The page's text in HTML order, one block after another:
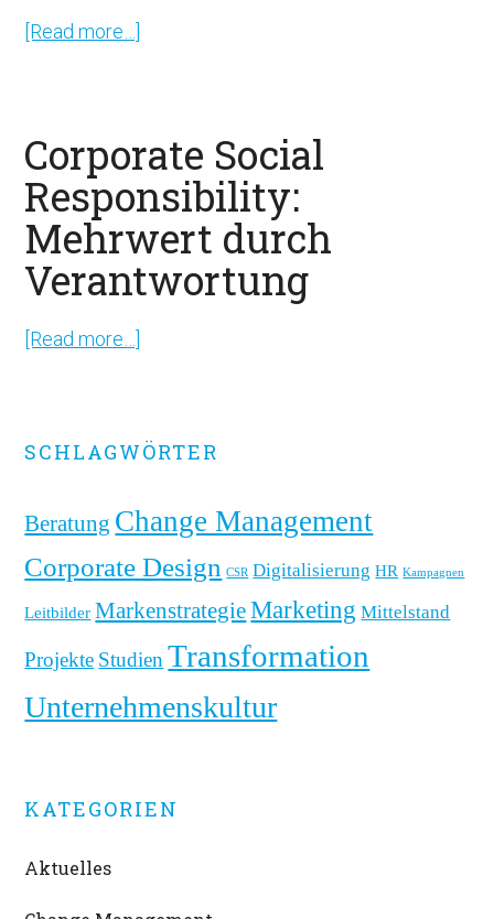
[Read more…]
im
Bankbetrieb:
Gegentrend
und
Corporate Social
Responsibility:
Mehrwert durch
Verantwortung
[Read more…]
Responsibility:
Mehrwert
Verantwortung
Primary
SCHLAGWÖRTER
Beratung Change Management
Corporate Design CSR Digitalisierung HR Kampagnen
Leitbilder MarkenstrategieMarketing Mittelstand
Projekte Studien Transformation
Unternehmenskultur
KATEGORIEN
Aktuelles